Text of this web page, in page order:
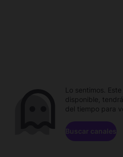
Lo sentimos.
disponible,
del tiempo para
Buscar canales